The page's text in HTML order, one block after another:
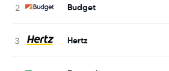
Budget
Hertz